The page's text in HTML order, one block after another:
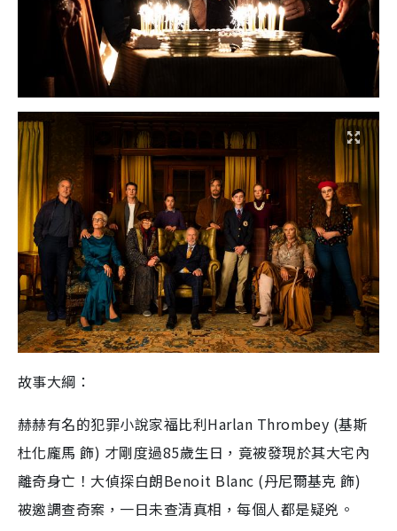
故事大綱：
赫赫有名的犯罪小說家福比利Harlan Thrombey (基斯
杜化龐馬 飾) 才剛度過85歲生日，竟被發現於其大宅內
離奇身亡！大偵探白朗Benoit Blanc (丹尼爾基克 飾)
被邀調查奇案，一日未查清真相，每個人都是疑兇。